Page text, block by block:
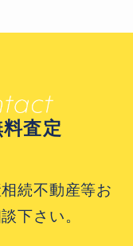
査定
続不動産等お
下さい。